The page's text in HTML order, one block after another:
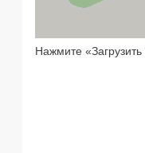
Нажмите